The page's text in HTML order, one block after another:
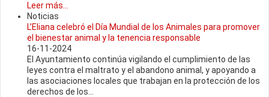
Leer más...
Noticias
L’Eliana celebró el Día Mundial de los Animales para promover
el bienestar animal y la tenencia responsable
16-11-2024
El Ayuntamiento continúa vigilando el cumplimiento de las
leyes contra el maltrato y el abandono animal, y apoyando a
las asociaciones locales que trabajan en la protección de los
derechos de los...